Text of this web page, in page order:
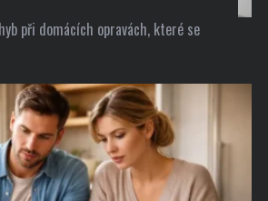
při domácích opravách, které se